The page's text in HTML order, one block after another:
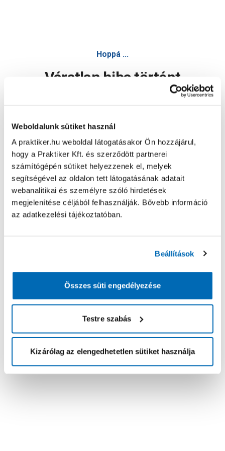
Weboldalunk sütiket használ
A praktiker.hu weboldal látogatásakor Ön hozzájárul,
hogy a Praktiker Kft. és szerződött partnerei
számítógépén sütiket helyezzenek el, melyek
segítségével az oldalon tett látogatásának adatait
webanalitikai és személyre szóló hirdetések
megjelenítése céljából felhasználják. Bővebb információ
az adatkezelési tájékoztatóban.
Beállítások
Összes süti engedélyezése
Testre szabás
Kizárólag az elengedhetetlen sütiket használja
Hoppá ...
Váratlan hiba történt
Oldal újratöltése